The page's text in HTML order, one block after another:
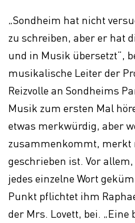
„Sondheim hat nicht
zu schreiben, aber er hat
und in Musik übersetzt“,
musikalische Leiter der
Reizvolle an Sondheims
Musik zum ersten Mal
etwas merkwürdig, aber
zusammenkommt, merkt
geschrieben ist. Vor
jedes einzelne Wort
Punkt pflichtet ihm
der Mrs. Lovett, bei. „Eine